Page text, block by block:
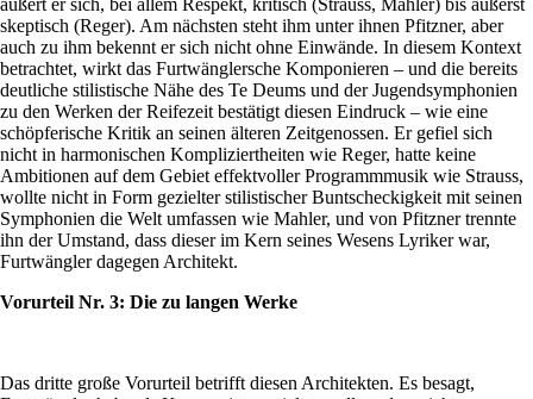
skeptisch (Reger). Am nächsten steht ihm unter ihnen Pfitzner, aber
auch zu ihm bekennt er sich nicht ohne Einwände. In diesem Kontext
betrachtet, wirkt das Furtwänglersche Komponieren – und die bereits
deutliche stilistische Nähe des Te Deums und der Jugendsymphonien
zu den Werken der Reifezeit bestätigt diesen Eindruck – wie eine
schöpferische Kritik an seinen älteren Zeitgenossen. Er gefiel sich
nicht in harmonischen Kompliziertheiten wie Reger, hatte keine
Ambitionen auf dem Gebiet effektvoller Programmmusik wie Strauss,
wollte nicht in Form gezielter stilistischer Buntscheckigkeit mit seinen
Symphonien die Welt umfassen wie Mahler, und von Pfitzner trennte
ihn der Umstand, dass dieser im Kern seines Wesens Lyriker war,
Furtwängler dagegen Architekt.
Vorurteil Nr. 3: Die zu langen Werke
Das dritte große Vorurteil betrifft diesen Architekten. Es besagt,